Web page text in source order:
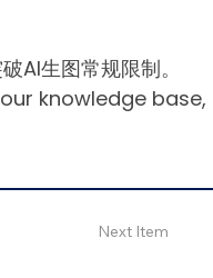
AI生图常规限制。
knowledge base,
Next Item